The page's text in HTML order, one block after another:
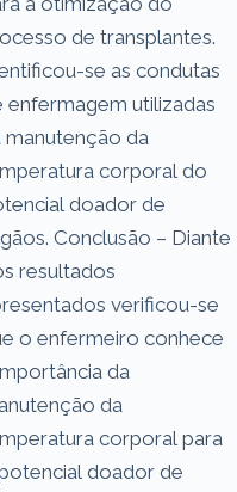
de transplantes.
se as condutas
enfermagem utilizadas
manutenção da
corporal do
doador de
Conclusão – Diante
resultados
verificou-se
o enfermeiro conhece
da
da
corporal para
doador de